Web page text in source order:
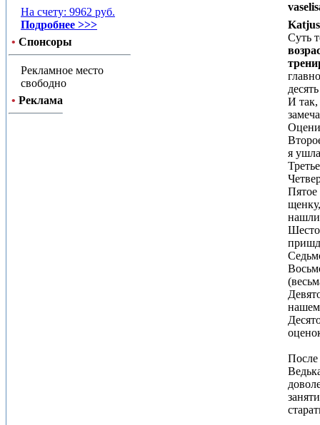
На счету: 9962 руб.
Подробнее >>>
• Спонсоры
Рекламное место
свободно
• Реклама
Суть
И так,
я
Пятое
нашем
После